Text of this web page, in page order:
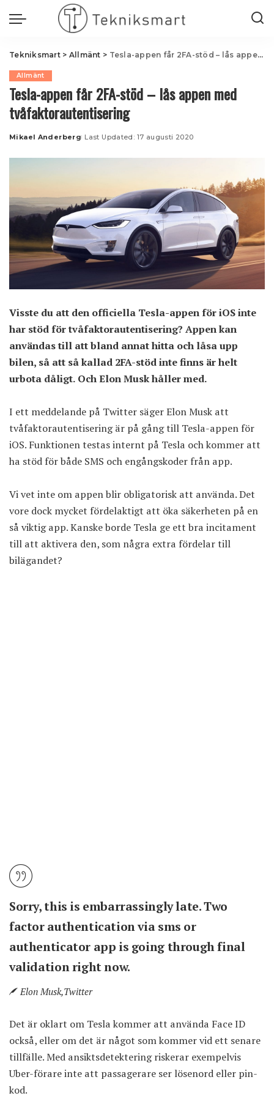
Tekniksmart> Allmänt > Tesla-appen får 2FA-stöd – lås appen med tvåfaktorautentisering
Allmänt
Tesla-appen får 2FA-stöd – lås appen med
tvåfaktorautentisering
Posted
Mikael Anderberg Last Updated: 17 augusti 2020
Visste du att den officiella Tesla-appen för iOS inte
har stöd för tvåfaktorautentisering? Appen kan
användas till att bland annat hitta och låsa upp
bilen, så att så kallad 2FA-stöd inte finns är helt
urbota dåligt. Och Elon Musk håller med.
I ett meddelande på Twitter säger Elon Musk att
tvåfaktorautentisering är på gång till Tesla-appen för
iOS. Funktionen testas internt på Tesla och kommer att
ha stöd för både SMS och engångskoder från app.
Vi vet inte om appen blir obligatorisk att använda. Det
vore dock mycket fördelaktigt att öka säkerheten på en
så viktig app. Kanske borde Tesla ge ett bra incitament
till att aktivera den, som några extra fördelar till
bilägandet?
Sorry, this is embarrassingly late. Two
factor authentication via sms or
authenticator app is going through final
validation right now.
Elon Musk,Twitter
Det är oklart om Tesla kommer att använda Face ID
också, eller om det är något som kommer vid ett senare
tillfälle. Med ansiktsdetektering riskerar exempelvis
Uber-förare inte att passagerare ser lösenord eller pin-
kod.